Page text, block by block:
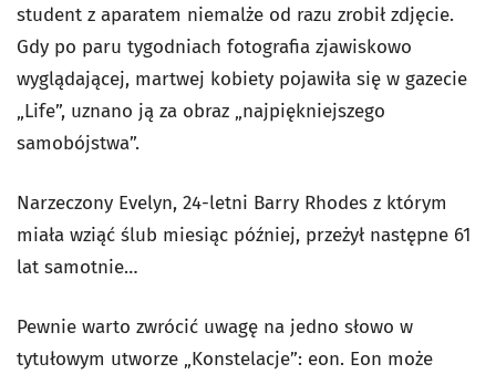
student z aparatem niemalże od razu zrobił zdjęcie.
Gdy po paru tygodniach fotografia zjawiskowo
wyglądającej, martwej kobiety pojawiła się w gazecie
„Life”, uznano ją za obraz „najpiękniejszego
samobójstwa”.
Narzeczony Evelyn, 24-letni Barry Rhodes z którym
miała wziąć ślub miesiąc później, przeżył następne 61
lat samotnie…
Pewnie warto zwrócić uwagę na jedno słowo w
tytułowym utworze „Konstelacje”: eon. Eon może